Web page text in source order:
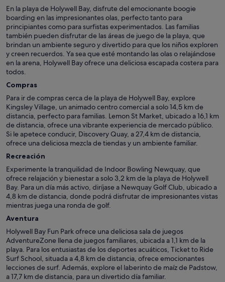
En la playa de Holywell Bay, disfrute del emocionante boogie
boarding en las impresionantes olas, perfecto tanto para
principiantes como para surfistas experimentados. Las familias
también pueden disfrutar de las áreas de juego de la playa, que
brindan un ambiente seguro y divertido para que los niños exploren
y creen recuerdos. Ya sea que esté montando las olas o relajándose
en la arena, Holywell Bay ofrece una deliciosa escapada costera para
todos.
Compras
Para ir de compras cerca de la playa de Holywell Bay, explore
Kingsley Village, un animado centro comercial a solo 14,5 km de
distancia, perfecto para familias. Lemon St Market, ubicado a 16,1 km
de distancia, ofrece una vibrante experiencia de mercado público.
Si le apetece conducir, Discovery Quay, a 27,4 km de distancia,
ofrece una deliciosa mezcla de tiendas y un ambiente familiar.
Recreación
Experimente la tranquilidad de Indoor Bowling Newquay, que
ofrece relajación y bienestar a solo 3,2 km de la playa de Holywell
Bay. Para un día más activo, diríjase a Newquay Golf Club, ubicado a
4,8 km de distancia, donde podrá disfrutar de impresionantes vistas
mientras juega una ronda de golf.
Aventura
Holywell Bay Fun Park ofrece una deliciosa sala de juegos
AdventureZone llena de juegos familiares, ubicada a 1,1 km de la
playa. Para los entusiastas de los deportes acuáticos, Ticket to Ride
Surf School, situada a 4,8 km de distancia, ofrece emocionantes
lecciones de surf. Además, explore el laberinto de maíz de Padstow,
a 17,7 km de distancia, para un divertido día familiar.